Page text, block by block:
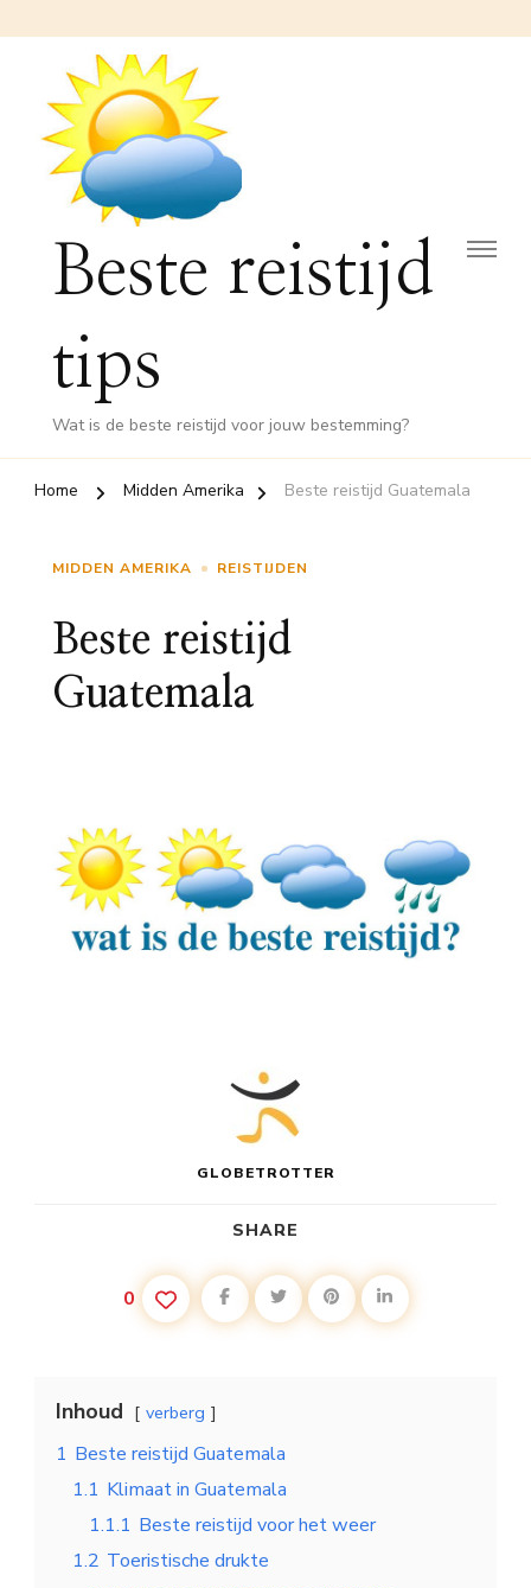
Beste reistijd
tips
Wat is de beste reistijd voor jouw bestemming?
Home Midden Amerika Beste reistijd Guatemala
MIDDEN AMERIKA REISTIJDEN
Beste reistijd
Guatemala
GLOBETROTTER
SHARE
0
Inhoud verberg
1 Beste reistijd Guatemala
1.1 Klimaat in Guatemala
1.1.1 Beste reistijd voor het weer
1.2 Toeristische drukte